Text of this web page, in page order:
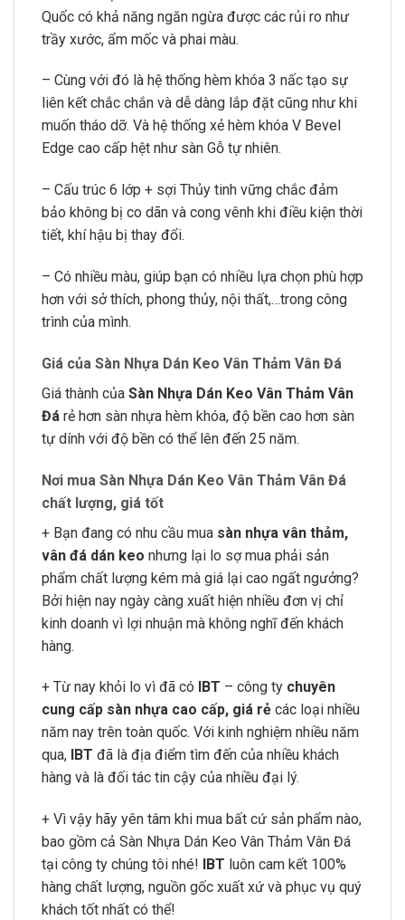
Quốc có khả năng ngăn ngừa được các rủi ro như
trầy xước, ẩm mốc và phai màu.
– Cùng với đó là hệ thống hèm khóa 3 nấc tạo sự
liên kết chắc chắn và dễ dàng lắp đặt cũng như khi
muốn tháo dỡ. Và hệ thống xẻ hèm khóa V Bevel
Edge cao cấp hệt như sàn Gỗ tự nhiên.
– Cấu trúc 6 lớp + sợi Thủy tinh vững chắc đảm
bảo không bị co dãn và cong vênh khi điều kiện thời
tiết, khí hậu bị thay đổi.
– Có nhiều màu, giúp bạn có nhiều lựa chọn phù hợp
hơn với sở thích, phong thủy, nội thất,…trong công
trình của mình.
Giá của Sàn Nhựa Dán Keo Vân Thảm Vân Đá
Giá thành của Sàn Nhựa Dán Keo Vân Thảm Vân
Đá rẻ hơn sàn nhựa hèm khóa, độ bền cao hơn sàn
tự dính với độ bền có thể lên đến 25 năm.
Nơi mua Sàn Nhựa Dán Keo Vân Thảm Vân Đá
chất lượng, giá tốt
+ Bạn đang có nhu cầu mua sàn nhựa vân thảm,
vân đá dán keo nhưng lại lo sợ mua phải sản
phẩm chất lượng kém mà giá lại cao ngất ngưởng?
Bởi hiện nay ngày càng xuất hiện nhiều đơn vị chỉ
kinh doanh vì lợi nhuận mà không nghĩ đến khách
hàng.
+ Từ nay khỏi lo vì đã có IBT – công ty chuyên
cung cấp sàn nhựa cao cấp, giá rẻ các loại nhiều
năm nay trên toàn quốc. Với kinh nghiệm nhiều năm
qua, IBT đã là địa điểm tìm đến của nhiều khách
hàng và là đối tác tin cậy của nhiều đại lý.
+ Vì vậy hãy yên tâm khi mua bất cứ sản phẩm nào,
bao gồm cả Sàn Nhựa Dán Keo Vân Thảm Vân Đá
tại công ty chúng tôi nhé! IBT luôn cam kết 100%
hàng chất lượng, nguồn gốc xuất xứ và phục vụ quý
khách tốt nhất có thể!